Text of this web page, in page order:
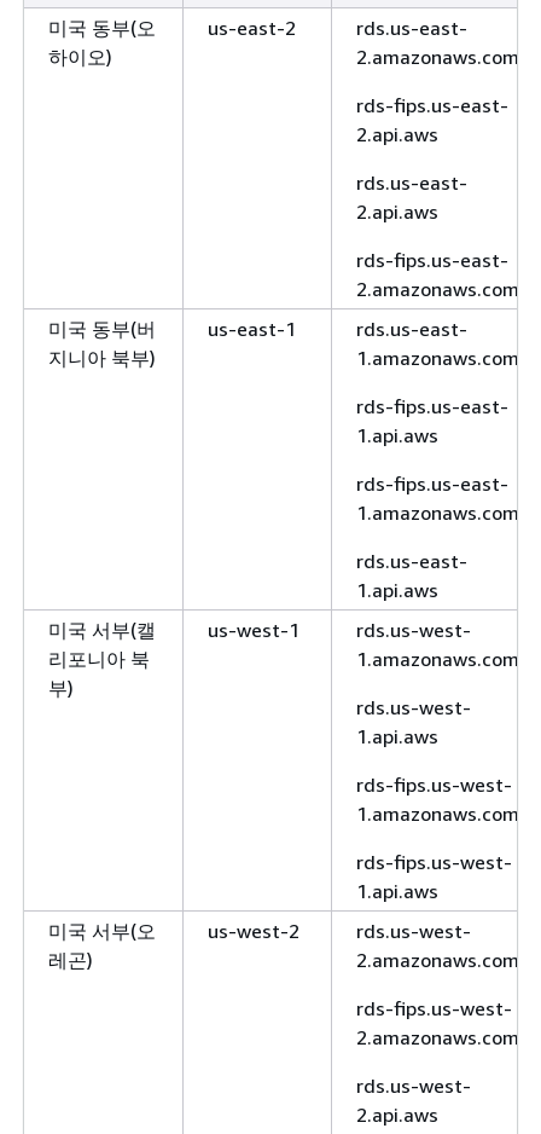
미국 동부(오
하이오)
us-east-2
rds.us-east-
2.amazonaws.com
rds-fips.us-east-
2.api.aws
rds.us-east-
2.api.aws
rds-fips.us-east-
2.amazonaws.com
미국 동부(버
지니아 북부)
us-east-1
rds.us-east-
1.amazonaws.com
rds-fips.us-east-
1.api.aws
rds-fips.us-east-
1.amazonaws.com
rds.us-east-
1.api.aws
미국 서부(캘
리포니아 북
부)
us-west-1
rds.us-west-
1.amazonaws.com
rds.us-west-
1.api.aws
rds-fips.us-west-
1.amazonaws.com
rds-fips.us-west-
1.api.aws
미국 서부(오
레곤)
us-west-2
rds.us-west-
2.amazonaws.com
rds-fips.us-west-
2.amazonaws.com
rds.us-west-
2.api.aws